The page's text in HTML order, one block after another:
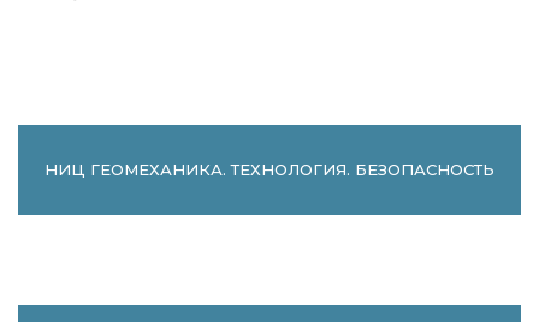
НИЦ ГЕОМЕХАНИКА. ТЕХНОЛОГИЯ. БЕЗОПАСНОСТЬ